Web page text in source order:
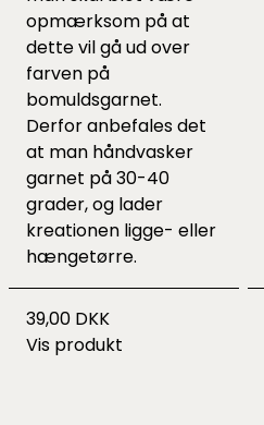
opmærksom på at
dette vil gå ud over
farven på
bomuldsgarnet.
Derfor anbefales det
at man håndvasker
garnet på 30-40
grader, og lader
kreationen ligge- eller
hængetørre.
39,00 DKK
Vis produkt